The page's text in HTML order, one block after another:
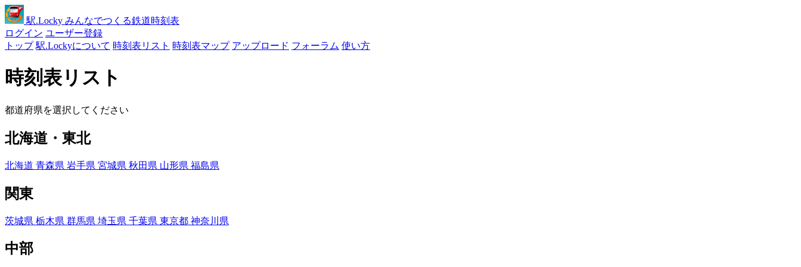
駅.Locky みんなでつくる鉄道時刻表
ログイン ユーザー登録
トップ 駅.Lockyについて 時刻表リスト 時刻表マップ アップロード フォーラム 使い方
時刻表リスト
都道府県を選択してください
北海道・東北
北海道 青森県 岩手県 宮城県 秋田県 山形県 福島県
関東
茨城県 栃木県 群馬県 埼玉県 千葉県 東京都 神奈川県
中部